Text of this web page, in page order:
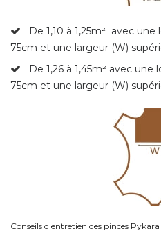
De 1,10 à 1,25m² avec une
75cm et une largeur (W)
De 1,26 à 1,45m² avec
75cm et une largeur (W)
Conseils d'entretien des pinces